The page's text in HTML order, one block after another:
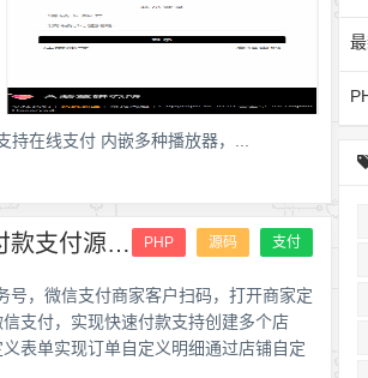
在线支付 内嵌多种播放器，...
PHP 源码 支付
PHP公众号商家收银台微信扫码付款支付源码
，微信支付商家客户扫码，打开商家定
支付，实现快速付款支持创建多个店
表单实现订单自定义明细通过店铺自定